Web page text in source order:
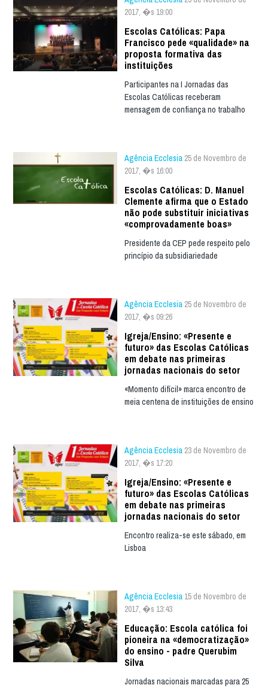
2017, �s 19:00
Escolas Católicas: Papa
Francisco pede «qualidade» na
proposta formativa das
instituições
Participantes na I Jornadas das
Escolas Católicas receberam
mensagem de confiança no trabalho
Agência Ecclesia 25 de Novembro de
2017, �s 16:00
Escolas Católicas: D. Manuel
Clemente afirma que o Estado
não pode substituir iniciativas
«comprovadamente boas»
Presidente da CEP pede respeito pelo
princípio da subsidiariedade
Agência Ecclesia 25 de Novembro de
2017, �s 09:26
Igreja/Ensino: «Presente e
futuro» das Escolas Católicas
em debate nas primeiras
jornadas nacionais do setor
«Momento difícil» marca encontro de
meia centena de instituições de ensino
Agência Ecclesia 23 de Novembro de
2017, �s 17:20
Igreja/Ensino: «Presente e
futuro» das Escolas Católicas
em debate nas primeiras
jornadas nacionais do setor
Encontro realiza-se este sábado, em
Lisboa
Agência Ecclesia 15 de Novembro de
2017, �s 13:43
Educação: Escola católica foi
pioneira na «democratização»
do ensino - padre Querubim
Silva
Jornadas nacionais marcadas para 25